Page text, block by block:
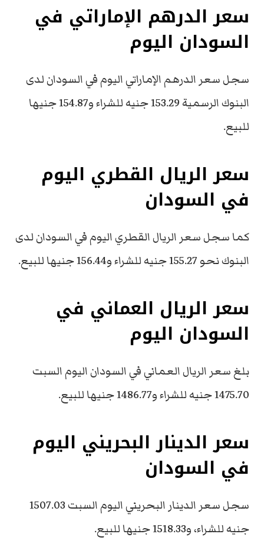
سعر الدرهم الإماراتي في
السودان اليوم
سجل سعر الدرهم الإماراتي اليوم في السودان لدى
البنوك الرسمية 153.29 جنيه للشراء و154.87 جنيها
للبيع.
سعر الريال القطري اليوم
في السودان
كما سجل سعر الريال القطري اليوم في السودان لدى
البنوك نحو 155.27 جنيه للشراء و156.44 جنيها للبيع.
سعر الريال العماني في
السودان اليوم
بلغ سعر الريال العماني في السودان اليوم السبت
1475.70 جنيه للشراء و1486.77 جنيها للبيع.
سعر الدينار البحريني اليوم
في السودان
سجل سعر الدينار البحريني اليوم السبت 1507.03
جنيه للشراء، و1518.33 جنيها للبيع.